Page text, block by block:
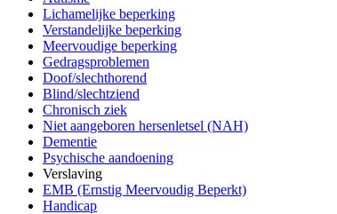
Lichamelijke beperking
Verstandelijke beperking
Meervoudige beperking
Gedragsproblemen
Doof/slechthorend
Blind/slechtziend
Chronisch ziek
Niet aangeboren hersenletsel (NAH)
Dementie
Psychische aandoening
Verslaving
EMB (Ernstig Meervoudig Beperkt)
Handicap